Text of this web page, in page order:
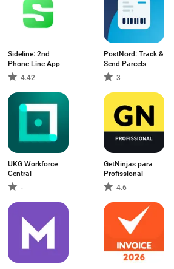
Sideline: 2nd
Phone Line App
4.42
PostNord: Track &
Send Parcels
3
UKG Workforce
Central
-
GetNinjas para
Profissional
4.6